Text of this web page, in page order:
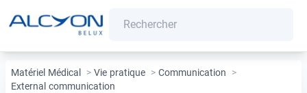
Matériel Médical > Vie pratique > Communication
>
External communication